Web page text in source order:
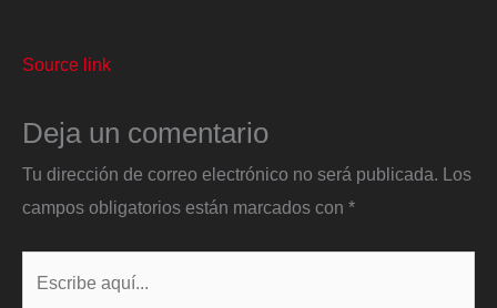
Source link
Deja un comentario
Tu dirección de correo electrónico no será publicada. Los
campos obligatorios están marcados con *